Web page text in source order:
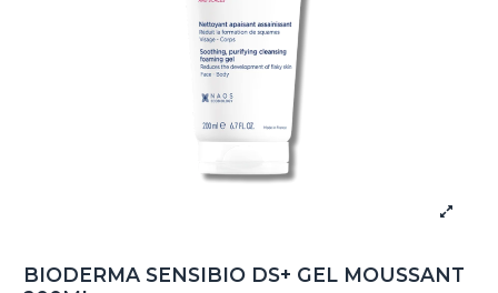
BIODERMA SENSIBIO DS+ GEL MOUSSANT